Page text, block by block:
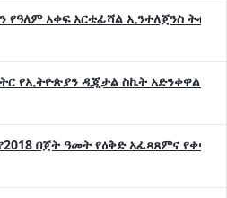
የዓለም አቀፍ አርቴፊሻል ኢንተለጀንስ
የኢትዮጵያን ዲጂታል ስኬት አድንቀዋል
በጀት ዓመት የዕቅድ አፈጻጸምና